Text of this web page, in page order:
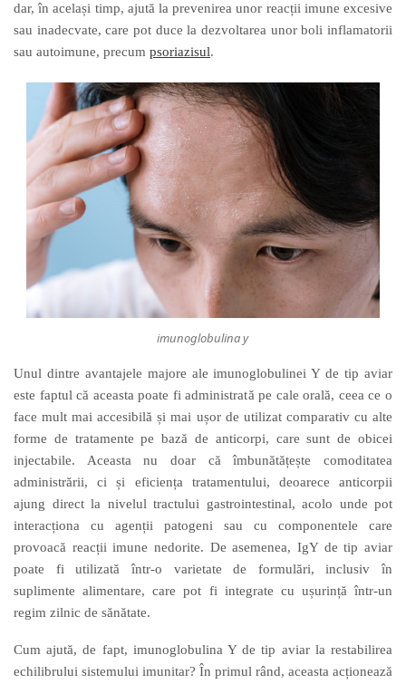
dar, în același timp, ajută la prevenirea unor reacții imune excesive
sau inadecvate, care pot duce la dezvoltarea unor boli inflamatorii
sau autoimune, precum psoriazisul.
imunoglobulina y
Unul dintre avantajele majore ale imunoglobulinei Y de tip aviar
este faptul că aceasta poate fi administrată pe cale orală, ceea ce o
face mult mai accesibilă și mai ușor de utilizat comparativ cu alte
forme de tratamente pe bază de anticorpi, care sunt de obicei
injectabile. Aceasta nu doar că îmbunătățește comoditatea
administrării, ciși eficiența tratamentului, deoarece anticorpii
ajung direct la nivelul tractului gastrointestinal, acolo unde pot
interacționa cu agenții patogeni sau cu componentele care
provoacă reacții imune nedorite. De asemenea, IgY de tip aviar
poate fi utilizată într-o varietate de formulări, inclusiv în
suplimente alimentare, care pot fi integrate cu ușurință într-un
regim zilnic de sănătate.
Cum ajută, de fapt, imunoglobulina Yde tip aviar la restabilirea
echilibrului sistemului imunitar? În primul rând, aceasta acționează